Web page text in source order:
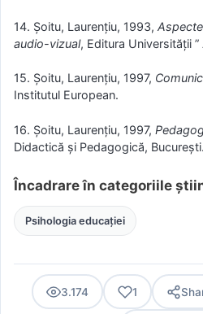
14. Şoitu, Laurenţiu, 1993,
audio-vizual, Editura Universităţii ”
15. Şoitu, Laurenţiu, 1997,
Institutul European.
16. Şoitu, Laurenţiu, 1997,
Didactică şi Pedagogică, Bucureşti.
Încadrare în categoriile
Psihologia educației
3.174 1